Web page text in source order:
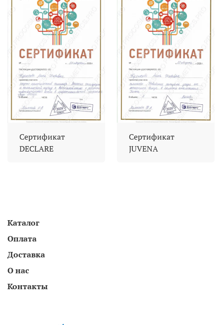
Сертификат
DECLARE
Сертификат
JUVENA
Каталог
Оплата
Доставка
О нас
Контакты